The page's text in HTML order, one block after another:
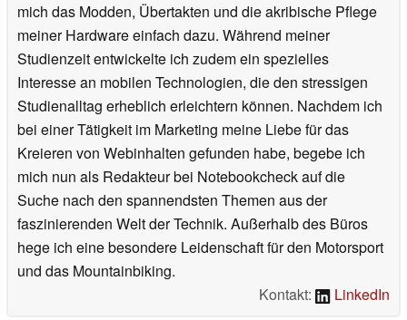
mich das Modden, Übertakten und die akribische Pflege
meiner Hardware einfach dazu. Während meiner
Studienzeit entwickelte ich zudem ein spezielles
Interesse an mobilen Technologien, die den stressigen
Studienalltag erheblich erleichtern können. Nachdem ich
bei einer Tätigkeit im Marketing meine Liebe für das
Kreieren von Webinhalten gefunden habe, begebe ich
mich nun als Redakteur bei Notebookcheck auf die
Suche nach den spannendsten Themen aus der
faszinierenden Welt der Technik. Außerhalb des Büros
hege ich eine besondere Leidenschaft für den Motorsport
und das Mountainbiking.
Kontakt:
LinkedIn